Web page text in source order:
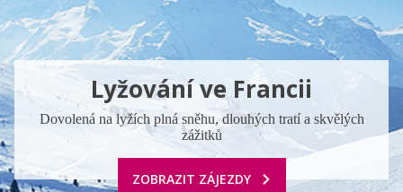
Lyžování ve Francii
Dovolená na lyžích plná sněhu, dlouhých tratí a skvělých
zážitků
ZOBRAZIT ZÁJEZDY